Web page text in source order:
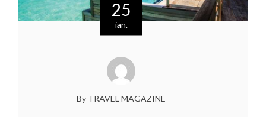
25
ian.
By TRAVEL MAGAZINE